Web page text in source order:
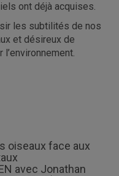
ont déjà acquises.
les subtilités de nos
et désireux de
oiseaux face aux
avec Jonathan